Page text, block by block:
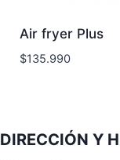
Air fryer Plus
$135.990
DIRECCIÓN Y